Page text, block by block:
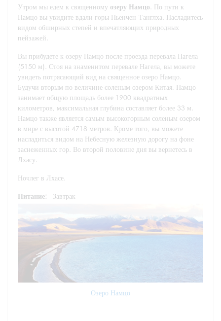
Утром мы едем к священному озеру Намцо . По пути к
Намцо вы увидите вдали горы Ньенчен-Танглха. Насладитесь
видом обширных степей и впечатляющих природных
пейзажей.
Вы прибудете к озеру Намцо после проезда перевала Нагела
(5150 м). Стоя на знаменитом перевале Нагела, вы можете
увидеть потрясающий вид на священное озеро Намцо.
Будучи вторым по величине соленым озером Китая, Намцо
занимает общую площадь более 1900 квадратных
километров, максимальная глубина составляет более 33 м.
Намцо также является самым высокогорным соленым озером
в мире с высотой 4718 метров. Кроме того, вы можете
насладиться видом на Небесную железную дорогу на фоне
заснеженных гор. Во второй половине дня вы вернетесь в
Лхасу.
Ночлег в Лхасе.
Питание: Завтрак
Озеро Намцо